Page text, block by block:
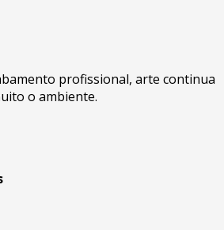
profissional, arte continua
o ambiente.